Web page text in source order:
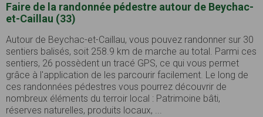
Faire de la randonnée pédestre autour de Beychac-
et-Caillau (33)
Autour de Beychac-et-Caillau, vous pouvez randonner sur 30
sentiers balisés, soit 258.9 km de marche au total. Parmi ces
sentiers, 26 possèdent un tracé GPS, ce qui vous permet
grâce à l'application de les parcourir facilement. Le long de
ces randonnées pédestres vous pourrez découvrir de
nombreux éléments du terroir local : Patrimoine bâti,
réserves naturelles, produits locaux, ...